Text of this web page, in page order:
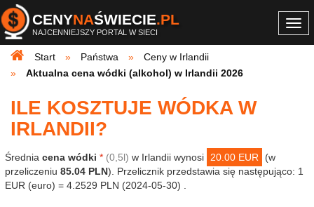
CENYNAŚWIECIE.PL
NAJCENNIEJSZY PORTAL W SIECI
Start
Państwa
Ceny w Irlandii
Aktualna cena wódki (alkohol) w Irlandii 2026
ILE KOSZTUJE WÓDKA W
IRLANDII?
Średnia cena wódki * (0,5l) w Irlandii wynosi 20.00 EUR
(w
przeliczeniu 85.04 PLN). Przelicznik przedstawia się następująco: 1
EUR (euro) = 4.2529 PLN (2024-05-30) .